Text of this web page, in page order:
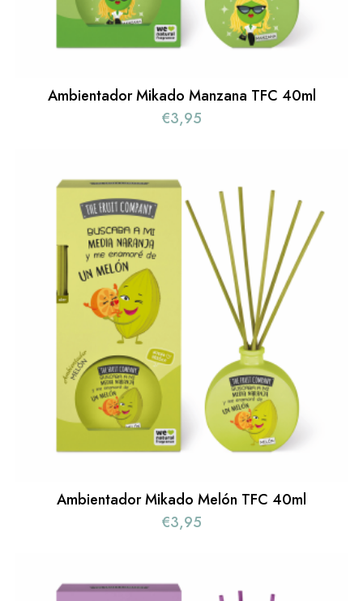
Ambientador Mikado Manzana TFC 40ml
€3,95
Ambientador Mikado Melón TFC 40ml
€3,95